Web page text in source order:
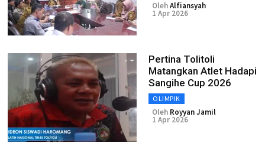
OlehAlfiansyah
1 Apr 2026
Pertina Tolitoli
Matangkan Atlet Hadapi
Sangihe Cup 2026
OLIMPIK
Oleh Royyan Jamil
1 Apr 2026